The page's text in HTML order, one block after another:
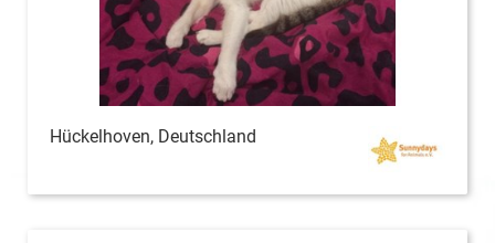
Hückelhoven, Deutschland